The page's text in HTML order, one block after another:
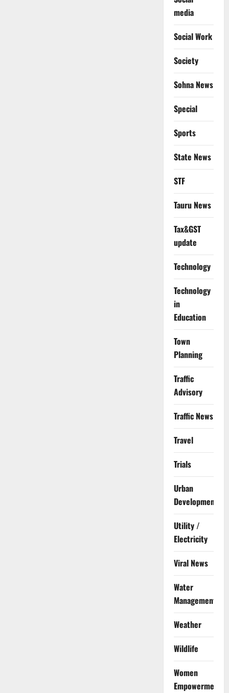
media
Social Work
Society
Sohna News
Special
Sports
State News
STF
Tauru News
Tax&GST
update
Technology
Technology
in
Education
Town
Planning
Traffic
Advisory
Traffic News
Travel
Trials
Urban
Development
Utility /
Electricity
Viral News
Water
Management
Weather
Wildlife
Women
Empowerment